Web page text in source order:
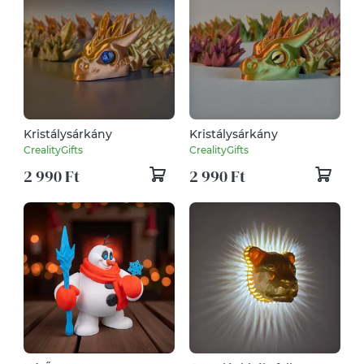
Kristálysárkány
CrealityGifts
2 990 Ft
Kristálysárkány
CrealityGifts
2 990 Ft